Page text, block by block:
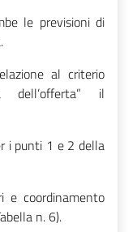
le previsioni di
al criterio
dell’offerta” il
i punti 1 e 2 della
e coordinamento
n. 6).